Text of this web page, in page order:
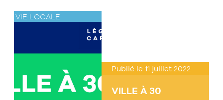
VIE LOCALE
VILLE À 30
Publié le 11 juillet 2022